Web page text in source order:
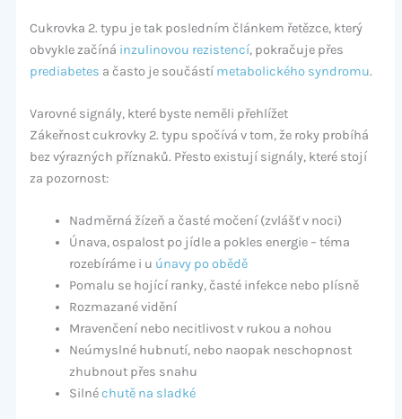
Cukrovka 2. typu je tak posledním článkem řetězce, který
obvykle začíná inzulinovou rezistencí, pokračuje přes
prediabetes a často je součástí metabolického syndromu.
Varovné signály, které byste neměli přehlížet
Zákeřnost cukrovky 2. typu spočívá v tom, že roky probíhá
bez výrazných příznaků. Přesto existují signály, které stojí
za pozornost:
Nadměrná žízeň a časté močení (zvlášť v noci)
Únava, ospalost po jídle a pokles energie – téma
rozebíráme i u únavy po obědě
Pomalu se hojící ranky, časté infekce nebo plísně
Rozmazané vidění
Mravenčení nebo necitlivost v rukou a nohou
Neúmyslné hubnutí, nebo naopak neschopnost
zhubnout přes snahu
Silnéchutě na sladké